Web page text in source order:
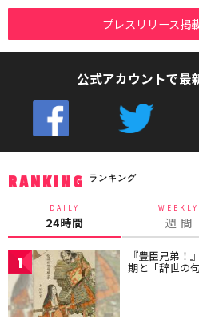
プレスリリース掲
公式アカウントで最
RANKING ランキング
DAILY
24時間
WEEKLY
週 間
1 『豊臣兄弟！
期と「辞世の